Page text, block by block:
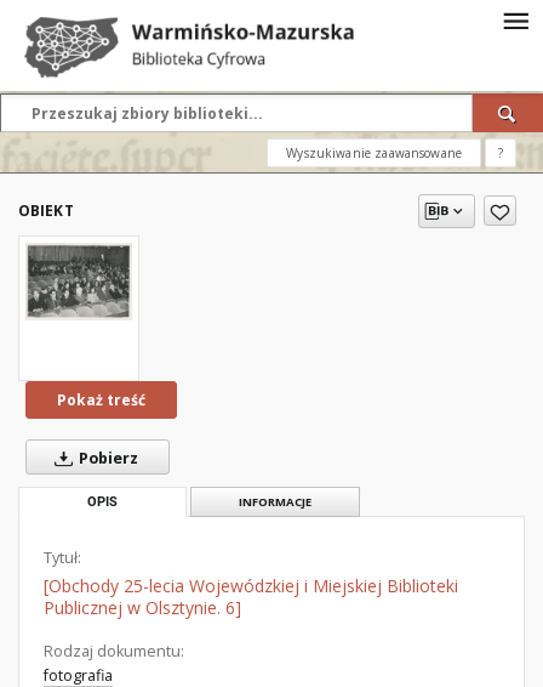
Wyszukiwanie zaawansowane ?
OBIEKT
Pokaż treść
Pobierz
OPIS INFORMACJE
Tytuł:
[Obchody 25-lecia Wojewódzkiej i Miejskiej Biblioteki
Publicznej w Olsztynie. 6]
Rodzaj dokumentu:
fotografia